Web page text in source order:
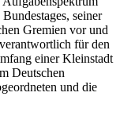
seiner
Gremien vor und
für den
einer Kleinstadt
Deutschen
und die